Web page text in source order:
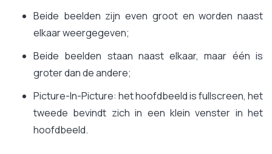
Beide beelden zijn even groot en worden naast
elkaar weergegeven;
Beide beelden staan naast elkaar, maar één is
groter dan de andere;
Picture-In-Picture: het hoofdbeeld is fullscreen, het
tweede bevindt zich in een klein venster in het
hoofdbeeld.